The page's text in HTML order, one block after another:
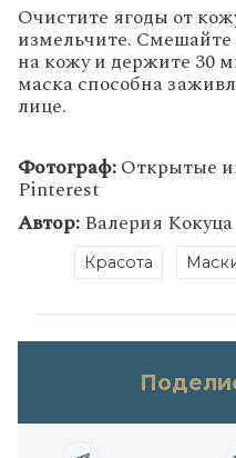
Очистите ягоды от
измельчите.
на кожу и держите 30
маска способна
лице.
Фотограф:Открытые
Pinterest
Автор:Валерия Кокуца
Красота